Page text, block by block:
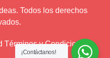
Todos los derechos
Términos y Condiciones
¡Contáctanos!